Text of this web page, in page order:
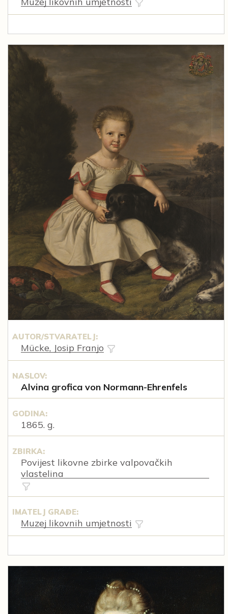
AUTOR/STVARATELJ:
Mücke, Josip Franjo
NASLOV:
Alvina grofica von Normann-Ehrenfels
GODINA:
1865. g.
ZBIRKA:
Povijest likovne zbirke valpovačkih
vlastelina
IMATELJ GRAĐE:
Muzej likovnih umjetnosti